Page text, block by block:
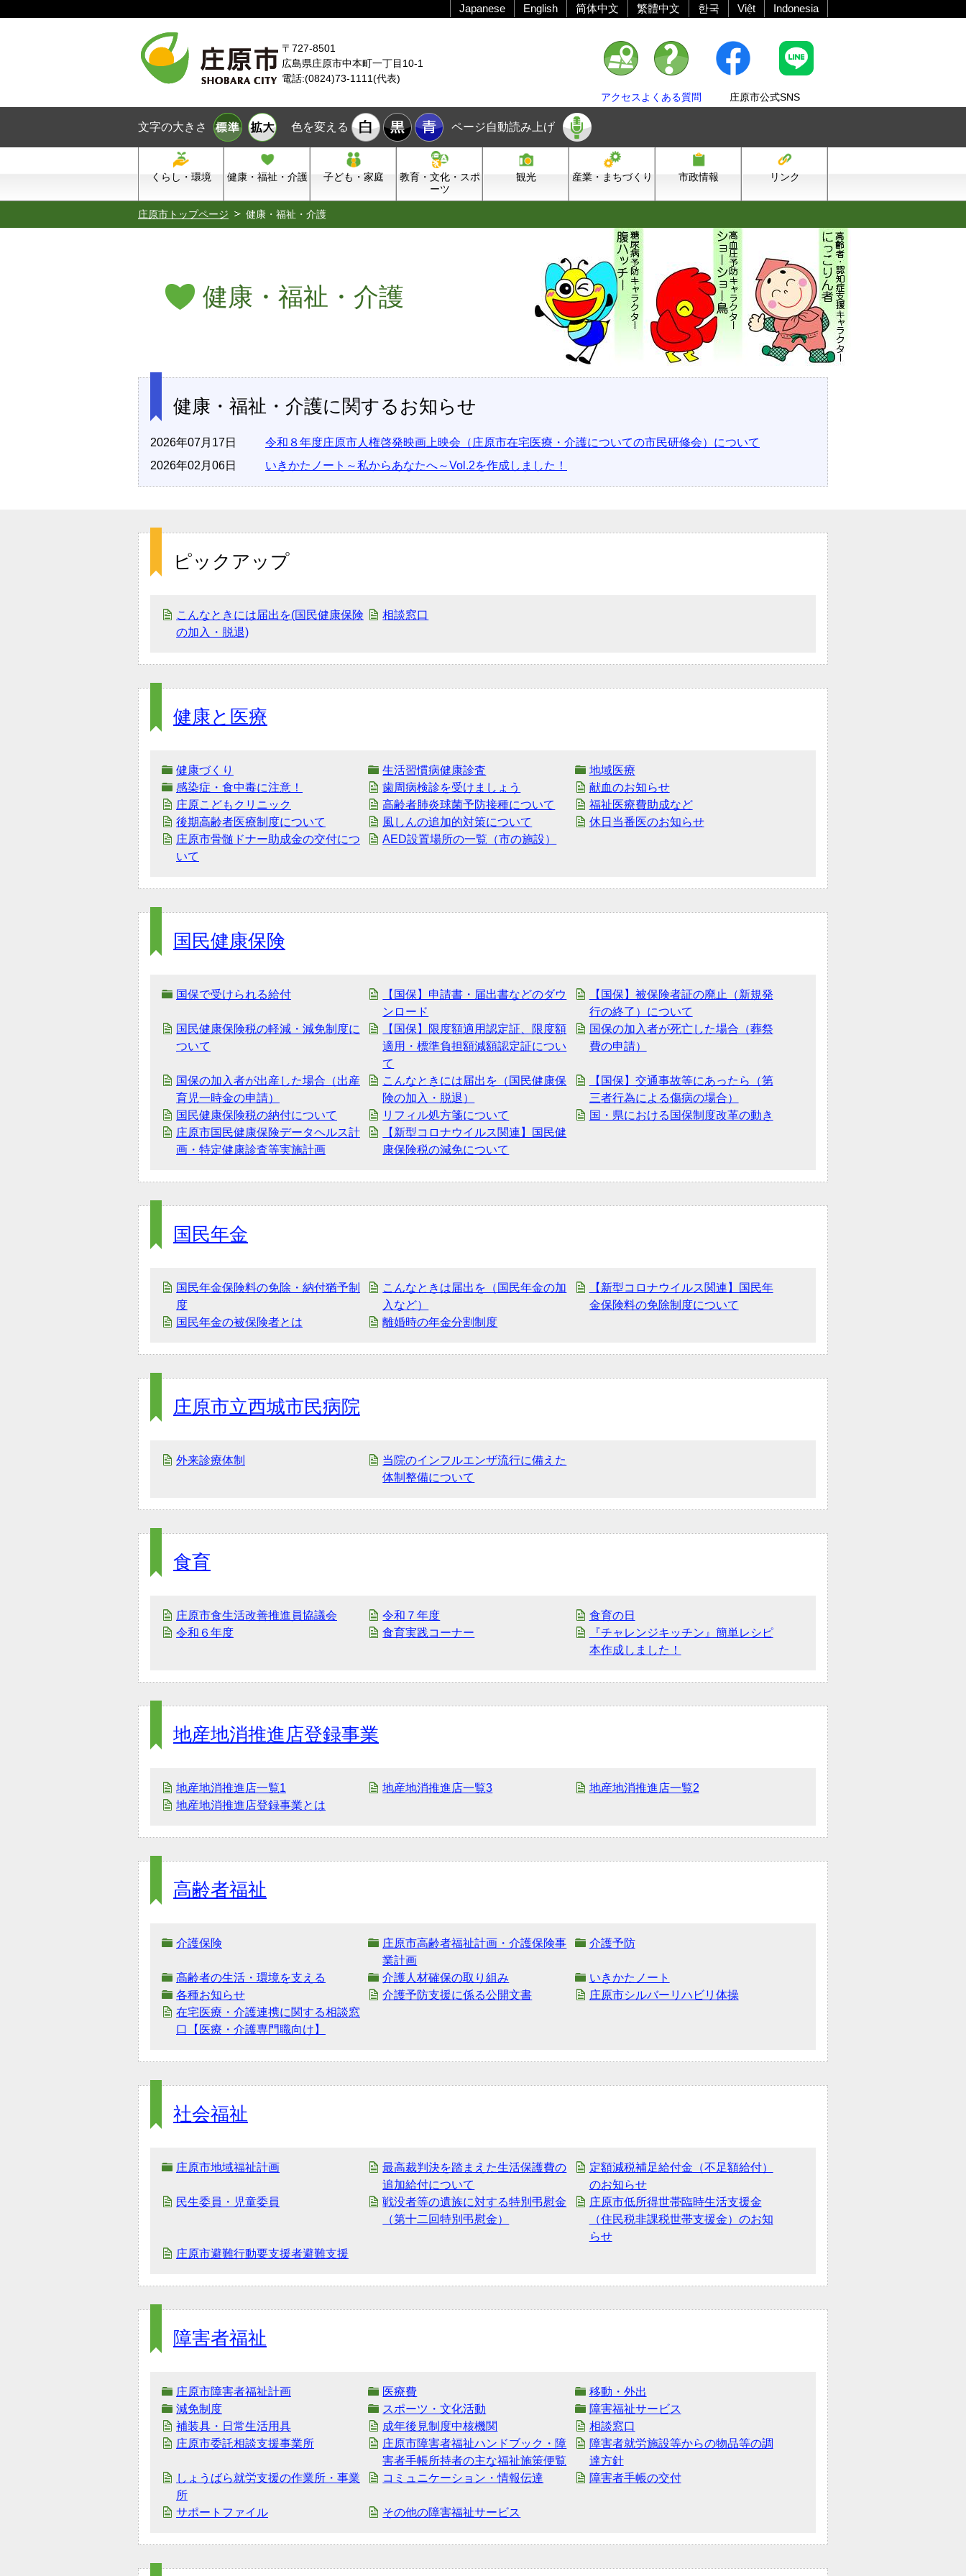
Japanese English 简体中文 繁體中文 한국 Việt Indonesia
〒727-8501
広島県庄原市中本町一丁目10-1
電話:(0824)73-1111(代表)
アクセス よくある質問 庄原市公式SNS
文字の大きさ 色を変える ページ自動読み上げ
くらし・環境 健康・福祉・介護 子ども・家庭
教育・文化・スポ
ーツ
観光 産業・まちづくり 市政情報 リンク
庄原市トップページ 健康・福祉・介護
健康・福祉・介護
健康・福祉・介護に関するお知らせ
2026年07月17日
令和８年度庄原市人権啓発映画上映会（庄原市在宅医療・介護についての市民研修会）について
2026年02月06日
いきかたノート～私からあなたへ～Vol.2を作成しました！
ピックアップ
こんなときには届出を(国民健康保険
の加入・脱退)
相談窓口
健康と医療
健康づくり 生活習慣病健康診査
地域医療
感染症・食中毒に注意！
歯周病検診を受けましょう
献血のお知らせ
庄原こどもクリニック
高齢者肺炎球菌予防接種について
福祉医療費助成など
後期高齢者医療制度について
風しんの追加的対策について
休日当番医のお知らせ
庄原市骨髄ドナー助成金の交付につ
いて
AED設置場所の一覧（市の施設）
国民健康保険
国保で受けられる給付
【国保】申請書・届出書などのダウ
ンロード
【国保】被保険者証の廃止（新規発
行の終了）について
国民健康保険税の軽減・減免制度に
ついて
【国保】限度額適用認定証、限度額
適用・標準負担額減額認定証につい
て
国保の加入者が死亡した場合（葬祭
費の申請）
国保の加入者が出産した場合（出産
育児一時金の申請）
こんなときには届出を（国民健康保
険の加入・脱退）
【国保】交通事故等にあったら（第
三者行為による傷病の場合）
国民健康保険税の納付について
リフィル処方箋について
国・県における国保制度改革の動き
庄原市国民健康保険データヘルス計
画・特定健康診査等実施計画
【新型コロナウイルス関連】国民健
康保険税の減免について
国民年金
国民年金保険料の免除・納付猶予制
度
こんなときは届出を（国民年金の加
入など）
【新型コロナウイルス関連】国民年
金保険料の免除制度について
国民年金の被保険者とは
離婚時の年金分割制度
庄原市立西城市民病院
外来診療体制
当院のインフルエンザ流行に備えた
体制整備について
食育
庄原市食生活改善推進員協議会 令和７年度
食育の日
令和６年度
食育実践コーナー
『チャレンジキッチン』簡単レシピ
本作成しました！
地産地消推進店登録事業
地産地消推進店一覧1 地産地消推進店一覧3
地産地消推進店一覧2
地産地消推進店登録事業とは
高齢者福祉
介護保険
庄原市高齢者福祉計画・介護保険事
業計画
介護予防
高齢者の生活・環境を支える 介護人材確保の取り組み
いきかたノート
各種お知らせ
介護予防支援に係る公開文書
庄原市シルバーリハビリ体操
在宅医療・介護連携に関する相談窓
口【医療・介護専門職向け】
社会福祉
庄原市地域福祉計画
最高裁判決を踏まえた生活保護費の
追加給付について
定額減税補足給付金（不足額給付）
のお知らせ
民生委員・児童委員
戦没者等の遺族に対する特別弔慰金
（第十二回特別弔慰金）
庄原市低所得世帯臨時生活支援金
（住民税非課税世帯支援金）のお知
らせ
庄原市避難行動要支援者避難支援
障害者福祉
庄原市障害者福祉計画 医療費
移動・外出
減免制度
スポーツ・文化活動
障害福祉サービス
補装具・日常生活用具
成年後見制度中核機関
相談窓口
庄原市委託相談支援事業所
庄原市障害者福祉ハンドブック・障
害者手帳所持者の主な福祉施策便覧
障害者就労施設等からの物品等の調
達方針
しょうばら就労支援の作業所・事業
所
コミュニケーション・情報伝達 障害者手帳の交付
サポートファイル その他の障害福祉サービス